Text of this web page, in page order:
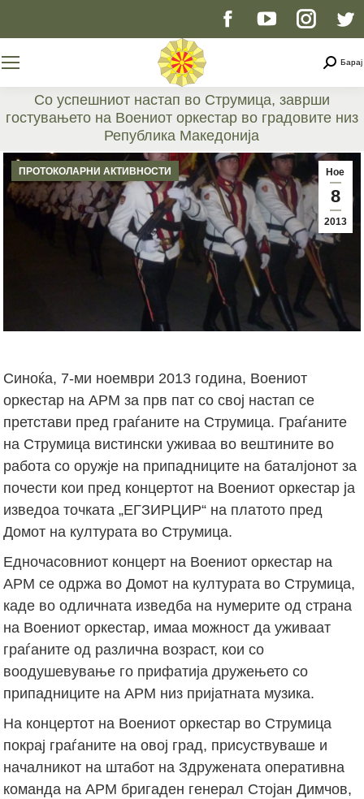
Facebook
opens
in
new
window
YouTube
opens
new
window
page
opens
new
window
Барај
Со успешниот настап во Струмица, заврши
гостувањето на Воениот оркестар во градовите низ
Република Македонија
You are here:
Ное
8
2013
ПРОТОКОЛАРНИ АКТИВНОСТИ
Синоќа, 7-ми ноември 2013 година, Воениот
оркестар на АРМ за прв пат со свој настап се
претстави пред граѓаните на Струмица. Граѓаните
на Струмица вистински уживаа во вештините во
работа со оружје на припадниците на баталјонот за
почести кои пред концертот на Воениот оркестар ја
изведоа точката „ЕГЗИРЦИР“ на платото пред
Домот на културата во Струмица.
Едночасовниот концерт на Воениот оркестар на
АРМ се одржа во Домот на културата во Струмица,
каде во одличната изведба на нумерите од страна
на Воениот оркестар, имаа можност да уживаат
граѓаните од различна возраст, кои со
воодушевување го прифатија дружењето со
припадниците на АРМ низ пријатната музика.
На концертот на Воениот оркестар во Струмица
покрај граѓаните на овој град, присуствуваше и
началникот на штабот на Здружената оперативна
команда на АРМ бригаден генерал Стојан Димчов,